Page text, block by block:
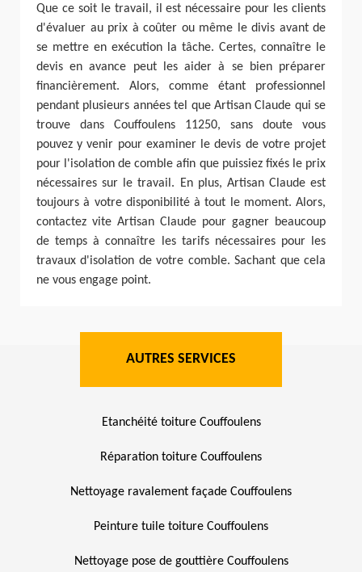
Que ce soit le travail, il est nécessaire pour les clients
d'évaluer au prix à coûter ou même le divis avant de
se mettre en exécution la tâche. Certes, connaître le
devis en avance peut les aider à se bien préparer
financièrement. Alors, comme étant professionnel
pendant plusieurs années tel que Artisan Claude qui se
trouve dans Couffoulens 11250, sans doute vous
pouvez y venir pour examiner le devis de votre projet
pour l'isolation de comble afin que puissiez fixés le prix
nécessaires sur le travail. En plus, Artisan Claude est
toujours à votre disponibilité à tout le moment. Alors,
contactez vite Artisan Claude pour gagner beaucoup
de temps à connaître les tarifs nécessaires pour les
travaux d'isolation de votre comble. Sachant que cela
ne vous engage point.
AUTRES SERVICES
Etanchéité toiture Couffoulens
Réparation toiture Couffoulens
Nettoyage ravalement façade Couffoulens
Peinture tuile toiture Couffoulens
Nettoyage pose de gouttière Couffoulens